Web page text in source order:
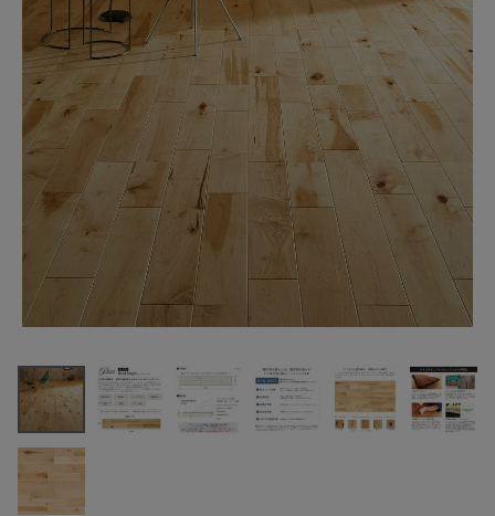
ACCOUNT MENU
ようこそ ゲスト 様
meeting_room ログイン person 会員登録
最近チェックした商品
朝日ウッドテック
プレミアム
RUSTIC 2Pタイ
プ 6枚/ケース ハ
ードメイプル
FAX注文はこちらから
カテゴリーから選ぶ